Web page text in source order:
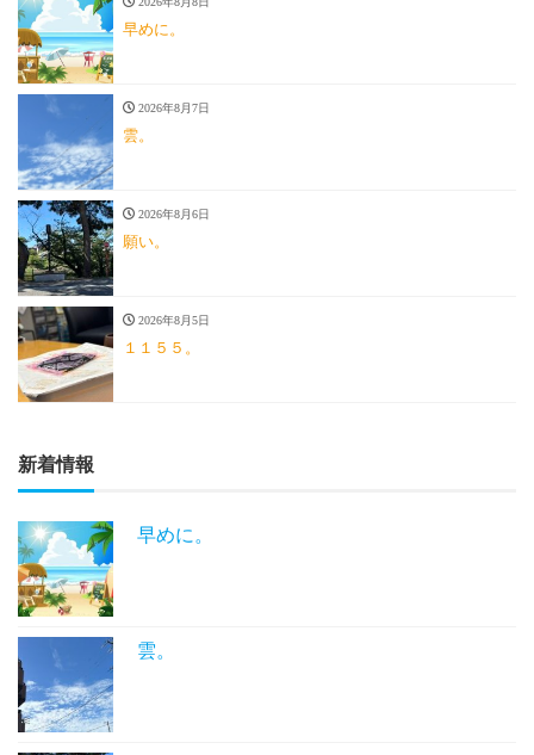
早めに。
2026年8月7日
雲。
2026年8月6日
願い。
2026年8月5日
１１５５。
新着情報
早めに。
雲。